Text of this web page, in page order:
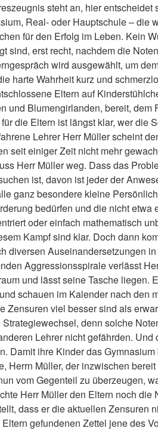
steht an, hier entscheidet
Real- oder Hauptschule – die
für den Erfolg im Leben. Kein
sind, erst recht, nachdem die
wird ausgewählt, um
harte Wahrheit kurz und
Eltern auf
und Blumengirlanden, bereit, dem
die Eltern ist längst klar, wer die
Lehrer Herr Müller scheint
seit einiger Zeit nicht mehr
Herr Müller weg. Dass das
ist, davon ist jeder der
ganz besondere kleine
bedürfen und die nicht etwa
oder einfach mathematisch
Kampf sind klar. Doch dann
diversen Auseinandersetzungen
Aggressionsspirale verlässt
und lässt seine Tasche liegen.
schauen im Kalender nach den
Zensuren viel besser sind als
Strategiewechsel, denn solche
Lehrer nicht gefährden. Und
Damit ihre Kinder das
Herrn Müller, der inzwischen
vom Gegenteil zu überzeugen,
Herr Müller den Eltern noch die
dass er die aktuellen Zensuren
gefundenen Zettel jene des